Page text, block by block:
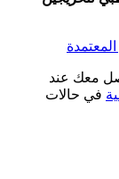
معك عند
في حالات